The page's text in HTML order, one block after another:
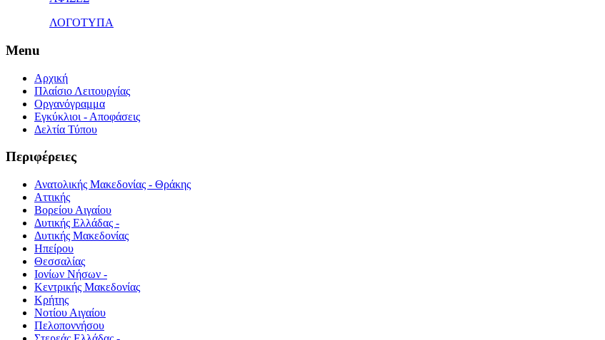
ΛΟΓΟΤΥΠΑ
Menu
Αρχική
Πλαίσιο Λειτουργίας
Οργανόγραμμα
Εγκύκλιοι - Αποφάσεις
Δελτία Τύπου
Περιφέρειες
Ανατολικής Μακεδονίας - Θράκης
Αττικής
Βορείου Αιγαίου
Δυτικής Ελλάδας -
Δυτικής Μακεδονίας
Ηπείρου
Θεσσαλίας
Ιονίων Νήσων -
Κεντρικής Μακεδονίας
Κρήτης
Νοτίου Αιγαίου
Πελοποννήσου